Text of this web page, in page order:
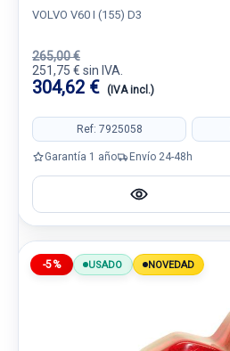
VOLVO V60 I (155) D3
265,00 €
251,75 € sin IVA.
304,62 € (IVA incl.)
Ref: 7925058
Garantía 1 año Envío 24-48h
-5% USADO NOVEDAD